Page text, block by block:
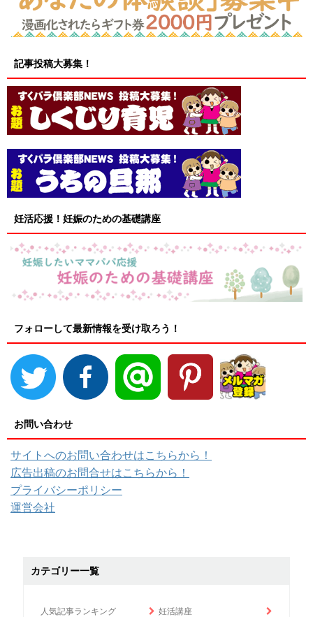
記事投稿大募集！
妊活応援！妊娠のための基礎講座
フォローして最新情報を受け取ろう！
お問い合わせ
サイトへのお問い合わせはこちらから！
広告出稿のお問合せはこちらから！
プライバシーポリシー
運営会社
カテゴリー一覧
人気記事ランキング 妊活講座